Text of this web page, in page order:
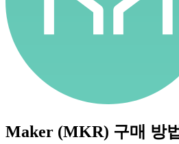
Maker (MKR) 구매 방법